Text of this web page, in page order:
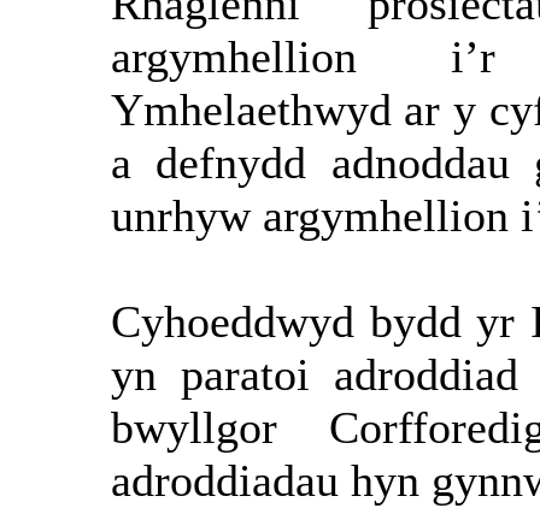
argymhellion i’r
Ymhelaethwyd ar y
a defnydd
unrhyw argymhellion
Cyhoeddwyd bydd yr
yn paratoi
bwyllgor
adroddiadau hyn